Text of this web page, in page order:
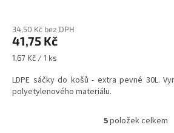
34,50 Kč bez DPH
41,75 Kč
Měrná
1,67 Kč / 1 ks
LDPE sáčky do košů - extra pevné 30L.
polyetylenového materiálu.
O
5položek celkem